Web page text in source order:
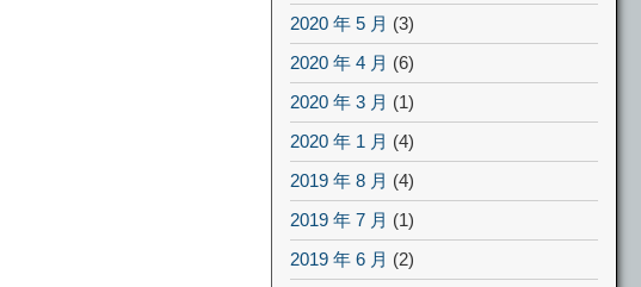
2020 年 5 月 (3)
2020 年 4 月 (6)
2020 年 3 月 (1)
2020 年 1 月 (4)
2019 年 8 月 (4)
2019 年 7 月 (1)
2019 年 6 月 (2)